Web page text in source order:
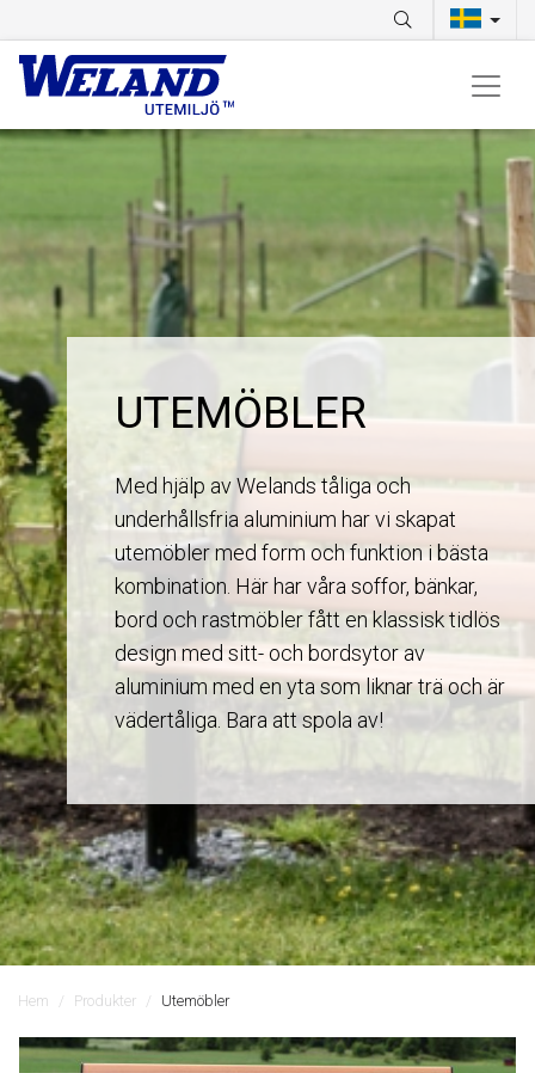
UTEMÖBLER
Med hjälp av Welands tåliga och
underhållsfria aluminium har vi skapat
utemöbler med form och funktion i bästa
kombination. Här har våra soffor, bänkar,
bord och rastmöbler fått en klassisk tidlös
design med sitt- och bordsytor av
aluminium med en yta som liknar trä och är
vädertåliga. Bara att spola av!
Hem Produkter Utemöbler